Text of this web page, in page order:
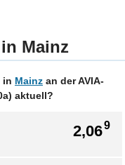
Mainz
in Mainz an der AVIA-
aktuell?
2,069